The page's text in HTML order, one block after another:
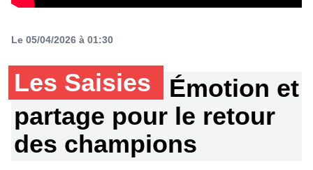
Le 05/04/2026 à 01:30
Les Saisies
Émotion et
partage pour le retour
des champions